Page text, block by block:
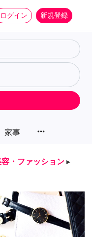
ログイン 新規登録
家事 more_horiz
容・ファッション ▸